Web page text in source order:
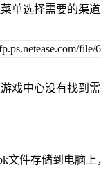
单选择需要的渠道
戏中心没有找到
文件存储到电脑